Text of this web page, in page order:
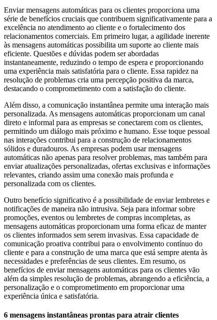
Enviar mensagens automáticas para os clientes proporciona uma
série de benefícios cruciais que contribuem significativamente para a
excelência no atendimento ao cliente e o fortalecimento dos
relacionamentos comerciais. Em primeiro lugar, a agilidade inerente
às mensagens automáticas possibilita um suporte ao cliente mais
eficiente. Questões e dúvidas podem ser abordadas
instantaneamente, reduzindo o tempo de espera e proporcionando
uma experiência mais satisfatória para o cliente. Essa rapidez na
resolução de problemas cria uma percepção positiva da marca,
destacando o comprometimento com a satisfação do cliente.
Além disso, a comunicação instantânea permite uma interação mais
personalizada. As mensagens automáticas proporcionam um canal
direto e informal para as empresas se conectarem com os clientes,
permitindo um diálogo mais próximo e humano. Esse toque pessoal
nas interações contribui para a construção de relacionamentos
sólidos e duradouros. As empresas podem usar mensagens
automáticas não apenas para resolver problemas, mas também para
enviar atualizações personalizadas, ofertas exclusivas e informações
relevantes, criando assim uma conexão mais profunda e
personalizada com os clientes.
Outro benefício significativo é a possibilidade de enviar lembretes e
notificações de maneira não intrusiva. Seja para informar sobre
promoções, eventos ou lembretes de compras incompletas, as
mensagens automáticas proporcionam uma forma eficaz de manter
os clientes informados sem serem invasivas. Essa capacidade de
comunicação proativa contribui para o envolvimento contínuo do
cliente e para a construção de uma marca que está sempre atenta às
necessidades e preferências de seus clientes. Em resumo, os
benefícios de enviar mensagens automáticas para os clientes vão
além da simples resolução de problemas, abrangendo a eficiência, a
personalização e o comprometimento em proporcionar uma
experiência única e satisfatória.
6 mensagens instantâneas prontas para atrair clientes